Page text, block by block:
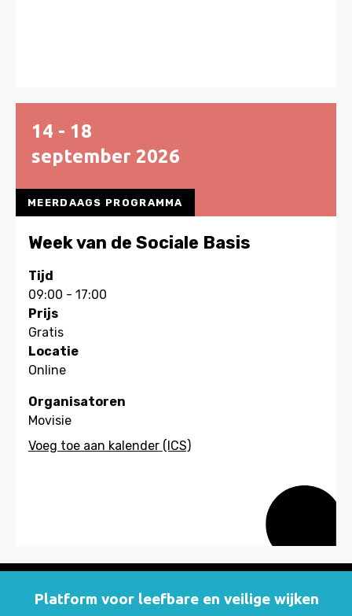
14 - 18
september 2026
MEERDAAGS PROGRAMMA
Week van de Sociale Basis
Tijd
09:00 - 17:00
Prijs
Gratis
Locatie
Online
Organisatoren
Movisie
Platform voor leefbare en veilige wijken